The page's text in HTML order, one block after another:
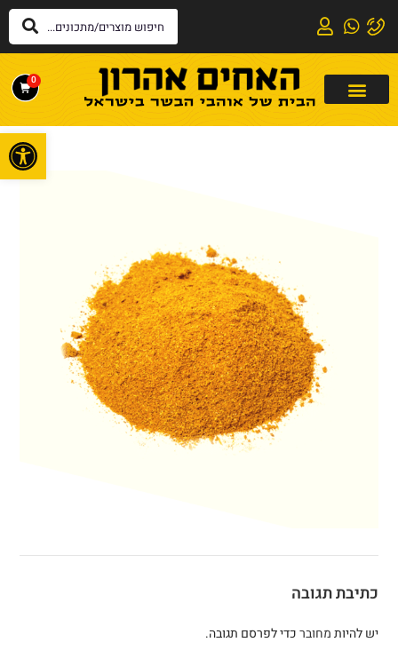
0
כתיבת תגובה
יש להיותמחוברכדי לפרסם תגובה.